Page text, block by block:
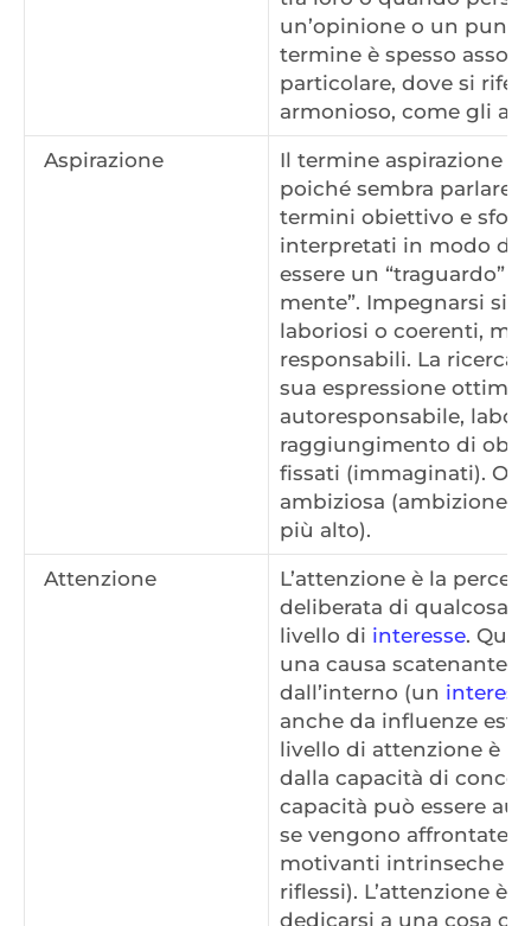
un’opinione o un
termine è spesso
particolare, dove si
armonioso, come gli
Aspirazione
Il termine aspirazione
poiché sembra parlare
termini obiettivo e
interpretati in modo
essere un “traguardo”
mente”. Impegnarsi
laboriosi o coerenti,
responsabili. La ricerca
sua espressione
autoresponsabile,
raggiungimento di
fissati (immaginati). O
ambiziosa (ambizione
più alto).
Attenzione
L’attenzione è la
deliberata di qualcosa
livello di interesse.
una causa scatenante,
dall’interno (un
anche da influenze
livello di attenzione è
dalla capacità di
capacità può essere
se vengono affrontate
motivanti intrinseche
riflessi). L’attenzione è
dedicarsi a una cosa o